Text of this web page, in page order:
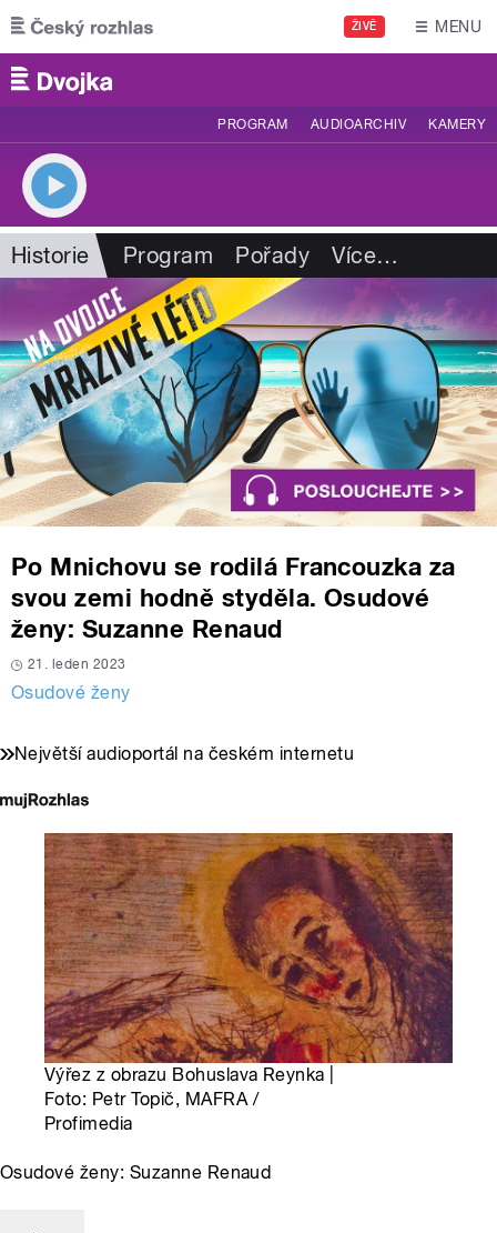
Přejít k hlavnímu obsahu
ŽIVĚ MENU
PROGRAM AUDIOARCHIV KAMERY
Historie Program Pořady Více…
Po Mnichovu se rodilá Francouzka za
svou zemi hodně styděla. Osudové
ženy: Suzanne Renaud
21. leden 2023
Osudové ženy
Největší audioportál na českém internetu
Výřez z obrazu Bohuslava Reynka |
Foto: Petr Topič, MAFRA /
Profimedia
Osudové ženy: Suzanne Renaud